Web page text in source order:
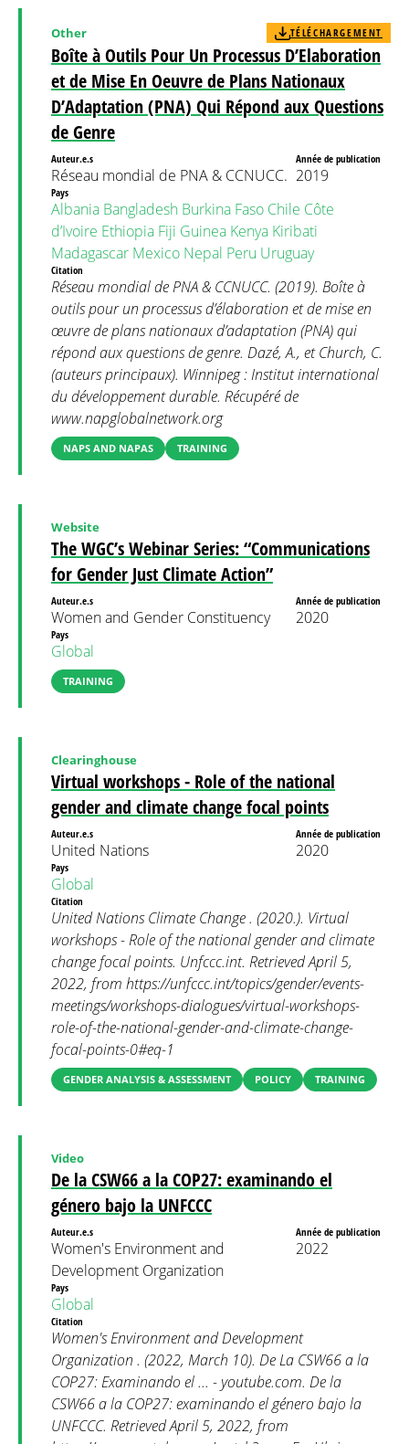
Boîte à Outils Pour Un Processus D’Elaboration
et de Mise En Oeuvre de Plans Nationaux
D’Adaptation (PNA) Qui Répond aux Questions
de Genre
Other TÉLÉCHARGEMENT
Auteur.e.s
Réseau mondial de PNA & CCNUCC.
Année de publication
2019
Pays
Albania Bangladesh Burkina Faso Chile Côte
d’Ivoire Ethiopia Fiji Guinea Kenya Kiribati
Madagascar Mexico Nepal Peru Uruguay
Citation
Réseau mondial de PNA & CCNUCC. (2019). Boîte à
outils pour un processus d’élaboration et de mise en
œuvre de plans nationaux d’adaptation (PNA) qui
répond aux questions de genre. Dazé, A., et Church, C.
(auteurs principaux). Winnipeg : Institut international
du développement durable. Récupéré de
www.napglobalnetwork.org
NAPS AND NAPAS TRAINING
The WGC’s Webinar Series: “Communications
for Gender Just Climate Action”
Website
Auteur.e.s
Women and Gender Constituency
Année de publication
2020
Pays
Global
TRAINING
Virtual workshops - Role of the national
gender and climate change focal points
Clearinghouse
Auteur.e.s
United Nations
Année de publication
2020
Pays
Global
Citation
United Nations Climate Change . (2020.). Virtual
workshops - Role of the national gender and climate
change focal points. Unfccc.int. Retrieved April 5,
2022, from https://unfccc.int/topics/gender/events-
meetings/workshops-dialogues/virtual-workshops-
role-of-the-national-gender-and-climate-change-
focal-points-0#eq-1
GENDER ANALYSIS & ASSESSMENT POLICY TRAINING
De la CSW66 a la COP27: examinando el
género bajo la UNFCCC
Video
Auteur.e.s
Women's Environment and
Development Organization
Année de publication
2022
Pays
Global
Citation
Women's Environment and Development
Organization . (2022, March 10). De La CSW66 a la
COP27: Examinando el ... - youtube.com. De la
CSW66 a la COP27: examinando el género bajo la
UNFCCC. Retrieved April 5, 2022, from